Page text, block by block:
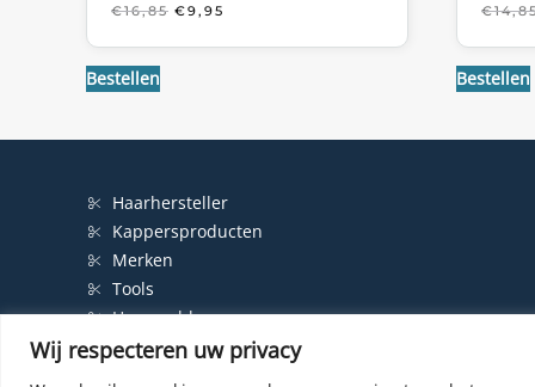
Wij respecteren uw privacy
€16,85 OORSPRONKELIJKE
WAS:
€9,95
IS:
Bestellen
€
Bestellen
Haarhersteller
Kappersproducten
Merken
Tools
Haarproblemen